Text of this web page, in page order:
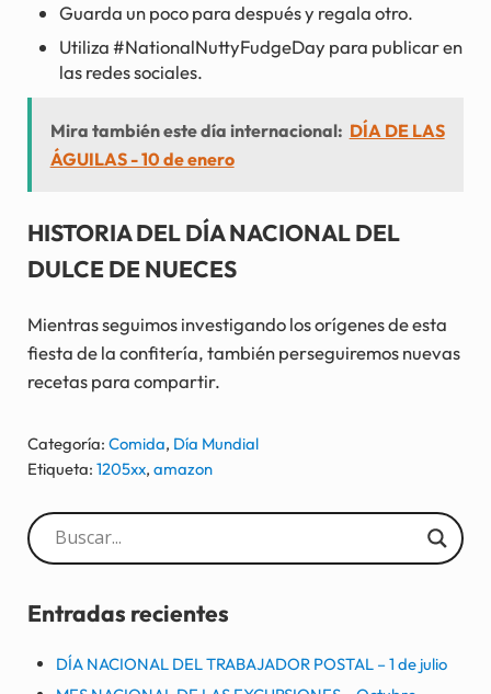
Guarda un poco para después y regala otro.
Utiliza #NationalNuttyFudgeDay para publicar en
las redes sociales.
Mira también este día internacional: DÍA DE LAS
ÁGUILAS - 10 de enero
HISTORIA DEL DÍA NACIONAL DEL
DULCE DE NUECES
Mientras seguimos investigando los orígenes de esta
fiesta de la confitería, también perseguiremos nuevas
recetas para compartir.
Categoría: Comida, Día Mundial
Etiqueta: 1205xx, amazon
Sidebar
Entradas recientes
DÍA NACIONAL DEL TRABAJADOR POSTAL – 1 de julio